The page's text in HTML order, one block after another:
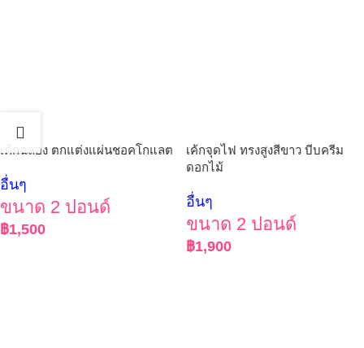
เค้กฉลอง ตกแต่งแผ่นชอคโกแลต
อื่นๆ
ขนาด 2 ปอนด์
฿1,500
เค้กจุดไฟ ทรงสูงสีขาว บีบครีม
ดอกไม้
อื่นๆ
ขนาด 2 ปอนด์
฿1,900